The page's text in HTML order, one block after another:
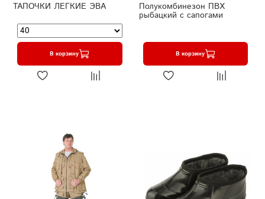
ТАПОЧКИ ЛЕГКИЕ ЭВА
В корзину
Полукомбинезон ПВХ
рыбацкий с сапогами
В корзину